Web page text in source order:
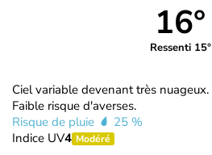
16°
Ressenti 15°
Ciel variable devenant très nuageux.
Faible risque d'averses.
Risque de pluie
25 %
Indice UV4 Modéré